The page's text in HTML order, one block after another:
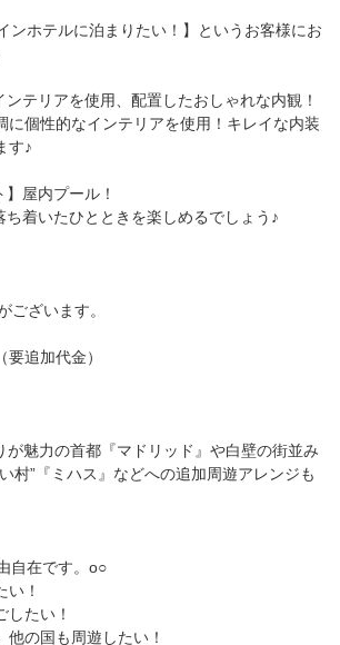
ンホテルに泊まりたい！】というお客様にお
テリアを使用、配置したおしゃれな内観！
個性的なインテリアを使用！キレイな内装
す♪
屋内プール！
着いたひとときを楽しめるでしょう♪
ざいます。
追加代金）
魅力の首都『マドリッド』や白壁の街並み
村”『ミハス』などへの追加周遊アレンジも
自在です。o○
い！
したい！
他の国も周遊したい！